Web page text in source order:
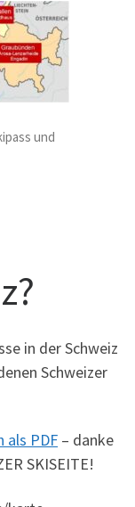
und
in der Schweiz
Schweizer
als PDF – danke
SKISEITE!